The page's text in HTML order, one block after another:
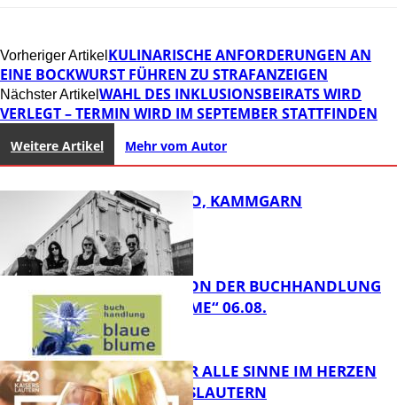
Vorheriger Artikel KULINARISCHE ANFORDERUNGEN AN
EINE BOCKWURST FÜHREN ZU STRAFANZEIGEN
Nächster Artikel WAHL DES INKLUSIONSBEIRATS WIRD
VERLEGT – TERMIN WIRD IM SEPTEMBER STATTFINDEN
Weitere Artikel Mehr vom Autor
ROSE TATTOO, KAMMGARN
LESETIPPS VON DER BUCHHANDLUNG
„BLAUE BLUME“ 06.08.
GENÜSSE FÜR ALLE SINNE IM HERZEN
VON KAISERSLAUTERN